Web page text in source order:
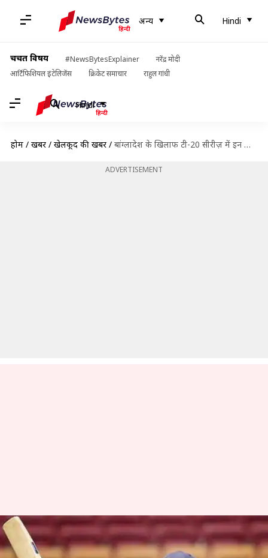
अन्य Hindi
चर्चित विषय #NewsBytesExplainer
नरेंद्र मोदी
आर्टिफिशियल इंटेलिजेंस
क्रिकेट समाचार राहुल गांधी
Hindi
होम / खबरें / खेलकूद की खबरें / बांग्लादेश के खिलाफ टी-20 सीरीज़ में इन पांच भारतीय खिलाड़ियों पर होंगी निगाहें
ADVERTISEMENT
बांग्लादेश के खिलाफ टी-20 सीरीज़ में
इन पांच भारतीय खिलाड़ियों पर होंगी